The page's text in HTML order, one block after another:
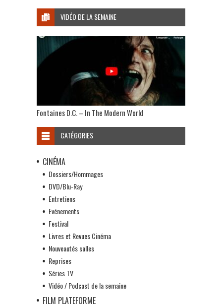
VIDÉO DE LA SEMAINE
Fontaines D.C. – In The Modern World
CATÉGORIES
CINÉMA
Dossiers/Hommages
DVD/Blu-Ray
Entretiens
Evénements
Festival
Livres et Revues Cinéma
Nouveautés salles
Reprises
Séries TV
Vidéo / Podcast de la semaine
FILM PLATEFORME